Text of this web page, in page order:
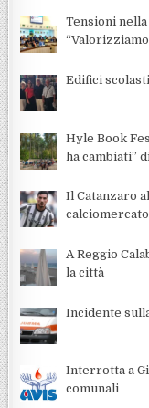
Tensioni
Edifici
Hyle Book
ha cambiati”
Il Catanzaro
calciomercato
A Reggio
la città
Incidente
Interrotta a
comunali